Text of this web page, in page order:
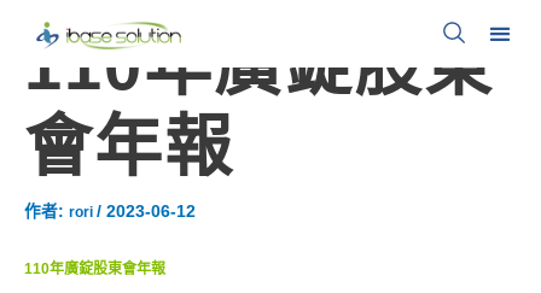
110年廣錠股東
會年報
作者: rori / 2023-06-12
110年廣錠股東會年報